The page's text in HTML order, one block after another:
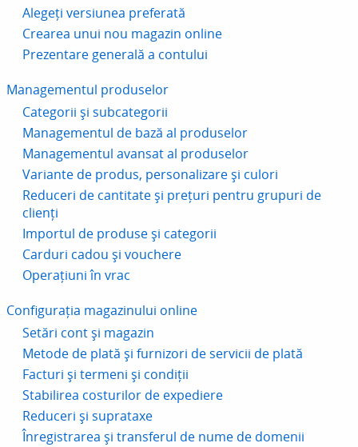
Alegeți versiunea preferată
Crearea unui nou magazin online
Prezentare generală a contului
Managementul produselor
Categorii și subcategorii
Managementul de bază al produselor
Managementul avansat al produselor
Variante de produs, personalizare și culori
Reduceri de cantitate și prețuri pentru grupuri de
clienți
Importul de produse și categorii
Carduri cadou și vouchere
Operațiuni în vrac
Configurația magazinului online
Setări cont și magazin
Metode de plată și furnizori de servicii de plată
Facturi și termeni și condiții
Stabilirea costurilor de expediere
Reduceri și suprataxe
Înregistrarea și transferul de nume de domenii